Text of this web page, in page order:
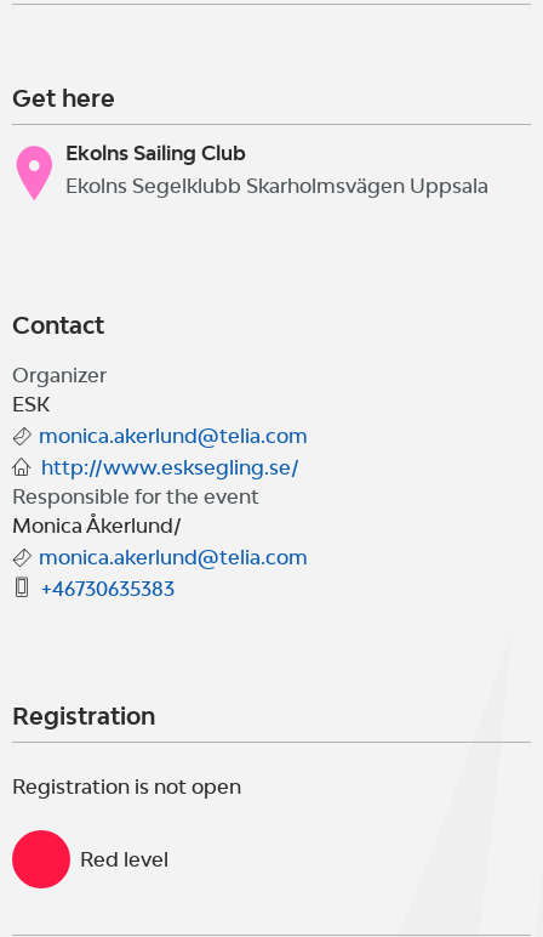
Get here
Ekolns Sailing Club
Ekolns Segelklubb Skarholmsvägen Uppsala
Contact
Organizer
ESK
monica.akerlund@telia.com
http://www.esksegling.se/
Responsible for the event
Monica Åkerlund/
monica.akerlund@telia.com
+46730635383
Registration
Registration is not open
Red level